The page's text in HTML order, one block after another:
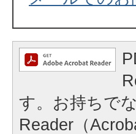
す。お持ちで
Reader（